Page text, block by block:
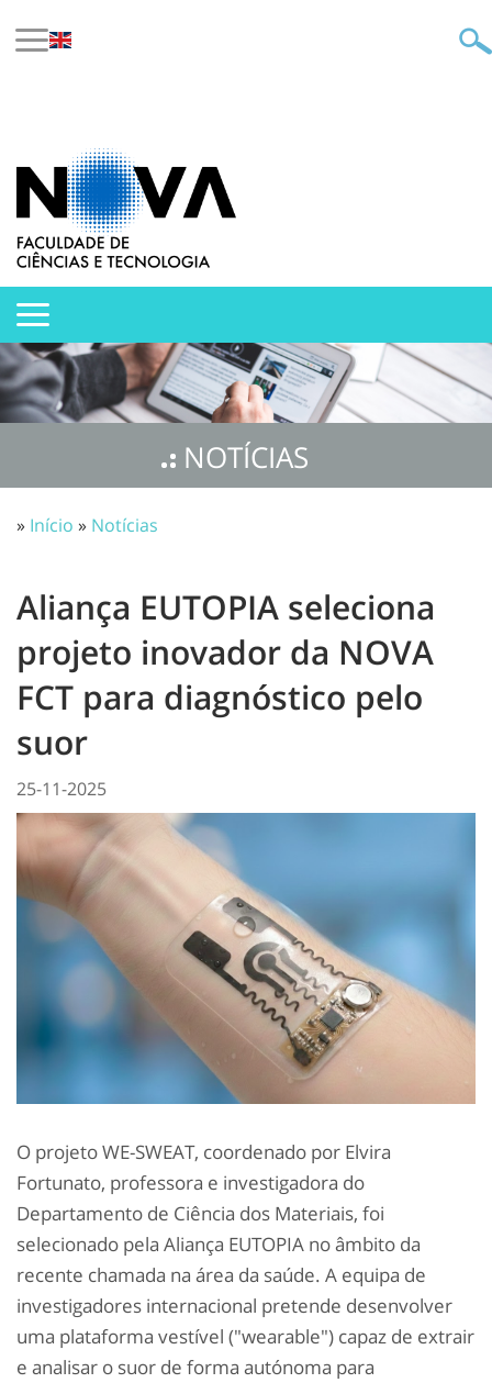
NOTÍCIAS
» Início » Notícias
Aliança EUTOPIA seleciona
projeto inovador da NOVA
FCT para diagnóstico pelo
suor
25-11-2025
O projeto WE-SWEAT, coordenado por Elvira
Fortunato, professora e investigadora do
Departamento de Ciência dos Materiais, foi
selecionado pela Aliança EUTOPIA no âmbito da
recente chamada na área da saúde. A equipa de
investigadores internacional pretende desenvolver
uma plataforma vestível ("wearable") capaz de extrair
e analisar o suor de forma autónoma para